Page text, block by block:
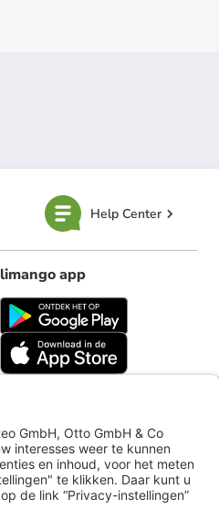
Help Center
limango app
limango.de limango.pl